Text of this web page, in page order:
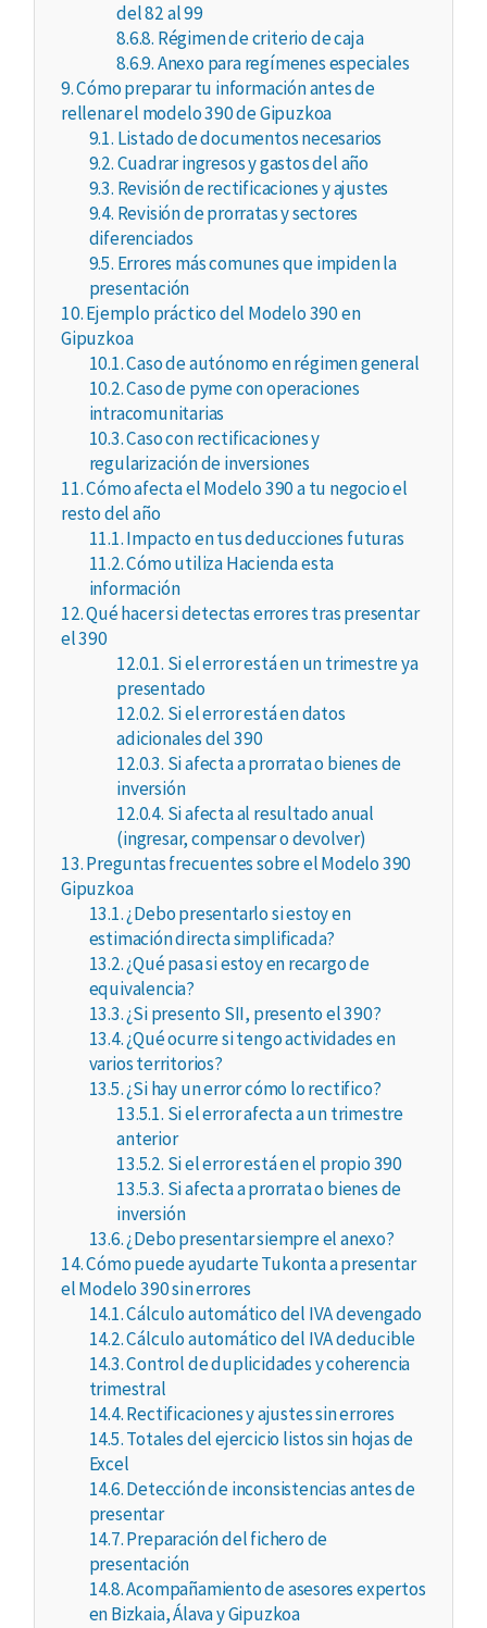
del 82 al 99
8.6.8. Régimen de criterio de caja
8.6.9.Anexo para regímenes especiales
9.Cómo preparar tu información antes de
rellenar el modelo 390 de Gipuzkoa
9.1. Listado de documentos necesarios
9.2.Cuadrar ingresos y gastos del año
9.3. Revisión de rectificaciones y ajustes
9.4. Revisión de prorratas y sectores
diferenciados
9.5. Errores más comunes que impiden la
presentación
10.Ejemplo práctico del Modelo 390 en
Gipuzkoa
10.1.Caso de autónomo en régimen general
10.2.Caso de pyme con operaciones
intracomunitarias
10.3.Caso con rectificaciones y
regularización de inversiones
11.Cómo afecta el Modelo 390 a tu negocio el
resto del año
11.1.Impacto en tus deducciones futuras
11.2.Cómo utiliza Hacienda esta
información
12.Qué hacer si detectas errores tras presentar
el 390
12.0.1. Si el error está en un trimestre ya
presentado
12.0.2. Si el error está en datos
adicionales del 390
12.0.3. Si afecta a prorrata o bienes de
inversión
12.0.4. Si afecta al resultado anual
(ingresar, compensar o devolver)
13.Preguntas frecuentes sobre el Modelo 390
Gipuzkoa
13.1.¿Debo presentarlo si estoy en
estimación directa simplificada?
13.2.¿Qué pasa si estoy en recargo de
equivalencia?
13.3.¿Si presento SII, presento el 390?
13.4.¿Qué ocurre si tengo actividades en
varios territorios?
13.5.¿Si hay un error cómo lo rectifico?
13.5.1. Si el error afecta a un trimestre
anterior
13.5.2. Si el error está en el propio 390
13.5.3. Si afecta a prorrata o bienes de
inversión
13.6.¿Debo presentar siempre el anexo?
14.Cómo puede ayudarte Tukonta a presentar
el Modelo 390 sin errores
14.1.Cálculo automático del IVA devengado
14.2.Cálculo automático del IVA deducible
14.3.Control de duplicidades y coherencia
trimestral
14.4.Rectificaciones y ajustes sin errores
14.5.Totales del ejercicio listos sin hojas de
Excel
14.6.Detección de inconsistencias antes de
presentar
14.7.Preparación del fichero de
presentación
14.8.Acompañamiento de asesores expertos
en Bizkaia, Álava y Gipuzkoa